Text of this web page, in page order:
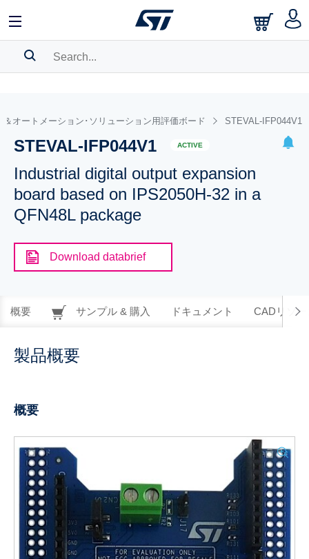
BOOKMARK
Please log in to show your saved searches.
オートメーション･ソリューション用評価ボード STEVAL-IFP044V1
STEVAL-IFP044V1 ACTIVE
Industrial digital output expansion
board based on IPS2050H-32 in a
QFN48L package
Download databrief
概要 サンプル & 購入 ドキュメント CADリソー
製品概要
概要